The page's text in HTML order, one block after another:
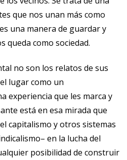
que nos unan más como
una manera de guardar y
queda como sociedad.
no son los relatos de sus
lugar como un
experiencia que les marca y
está en esa mirada que
capitalismo y otros sistemas
en la lucha del
posibilidad de construir